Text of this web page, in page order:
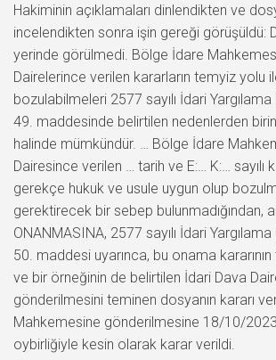
Hakiminin açıklamaları dinlendikten ve
incelendikten sonra işin gereği görüşüldü:
yerinde görülmedi. Bölge İdare
Dairelerince verilen kararların temyiz yolu
bozulabilmeleri 2577 sayılı İdari Yargılama
49. maddesinde belirtilen nedenlerden
halinde mümkündür. … Bölge İdare
Dairesince verilen … tarih ve E:… K:… sayılı
gerekçe hukuk ve usule uygun olup
gerektirecek bir sebep bulunmadığından,
ONANMASINA, 2577 sayılı İdari
50. maddesi uyarınca, bu onama
ve bir örneğinin de belirtilen İdari Dava
gönderilmesini teminen dosyanın kararı
Mahkemesine gönderilmesine 18/10/
oybirliğiyle kesin olarak karar verildi.